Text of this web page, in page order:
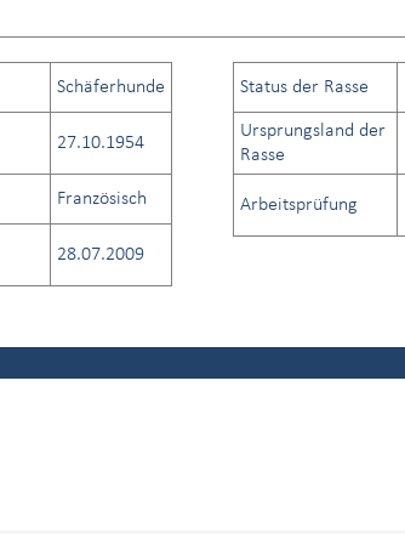
Schäferhunde
27.10.1954
Französisch
28.07.2009
Status der Rasse
Ursprungsland der
Rasse
Arbeitsprüfung